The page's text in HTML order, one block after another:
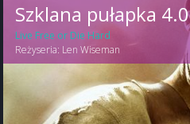
Szklana pułapka 4.0
Live Free or Die Hard
Reżyseria: Len Wiseman